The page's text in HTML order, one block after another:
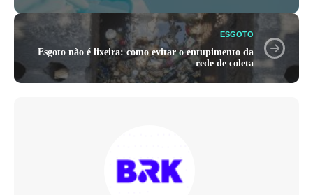
ESGOTO
Esgoto não é lixeira: como evitar o entupimento da
rede de coleta